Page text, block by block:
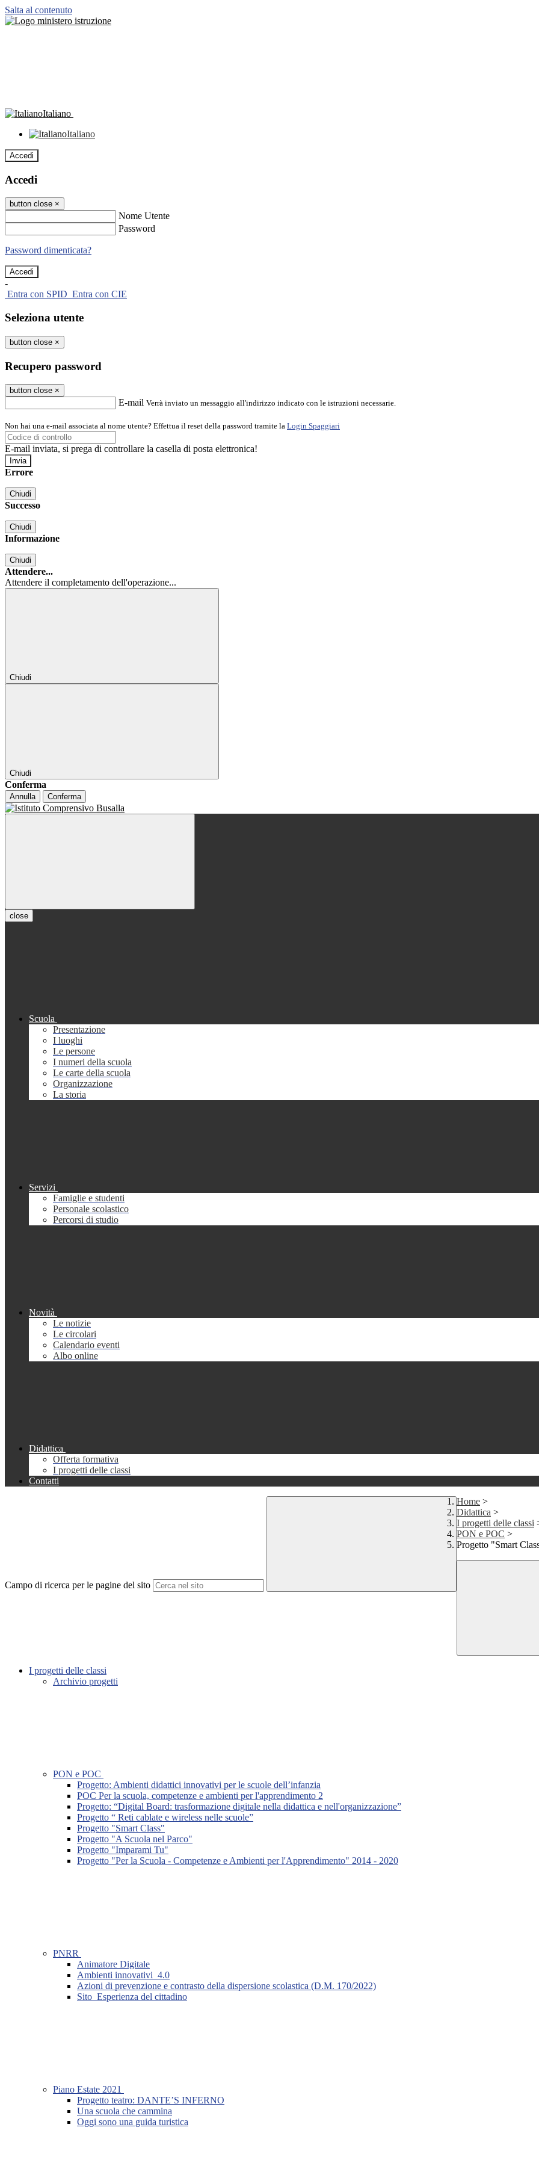
Salta al contenuto
Italiano
Italiano
Accedi
Accedi
button close ×
Nome Utente
Password
Password dimenticata?
-
Entra con SPID Entra con CIE
Seleziona utente
button close ×
Recupero password
button close ×
E-mail Verrà inviato un messaggio all'indirizzo indicato con le istruzioni necessarie.
Non hai una e-mail associata al nome utente? Effettua il reset della password tramite la Login Spaggiari
E-mail inviata, si prega di controllare la casella di posta elettronica!
Errore
Chiudi
Successo
Chiudi
Informazione
Chiudi
Attendere...
Attendere il completamento dell'operazione...
Chiudi
Chiudi
Conferma
Annulla Conferma
close
Scuola
Presentazione
I luoghi
Le persone
I numeri della scuola
Le carte della scuola
Organizzazione
La storia
Servizi
Famiglie e studenti
Personale scolastico
Percorsi di studio
Novità
Le notizie
Le circolari
Calendario eventi
Albo online
Didattica
Offerta formativa
I progetti delle classi
Contatti
Campo di ricerca per le pagine del sito
Home >
Didattica >
I progetti delle classi
PON e POC >
Progetto "Smart
I progetti delle classi
Archivio progetti
PON e POC
Progetto: Ambienti didattici innovativi per le scuole dell’infanzia
POC Per la scuola, competenze e ambienti per l'apprendimento 2
Progetto: “Digital Board: trasformazione digitale nella didattica e nell'organizzazione”
Progetto “ Reti cablate e wireless nelle scuole”
Progetto "Smart Class"
Progetto "A Scuola nel Parco"
Progetto "Imparami Tu"
Progetto "Per la Scuola - Competenze e Ambienti per l'Apprendimento" 2014 - 2020
PNRR
Animatore Digitale
Ambienti innovativi_4.0
Azioni di prevenzione e contrasto della dispersione scolastica (D.M. 170/2022)
Sito_Esperienza del cittadino
Piano Estate 2021
Progetto teatro: DANTE’S INFERNO
Una scuola che cammina
Oggi sono una guida turistica